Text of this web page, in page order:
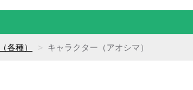
各種） キャラクター（アオシマ）